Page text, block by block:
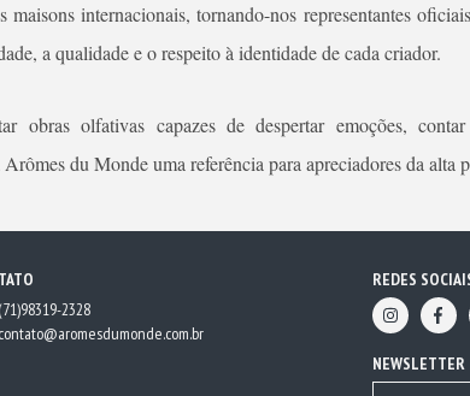
internacionais, tornando-nos representantes
a qualidade e o respeito à identidade de cada criador.
obras olfativas capazes de despertar emoções,
du Monde uma referência para apreciadores da alta
(71)98319-2328
contato@aromesdumonde.com.br
REDES
NEWSLETTER